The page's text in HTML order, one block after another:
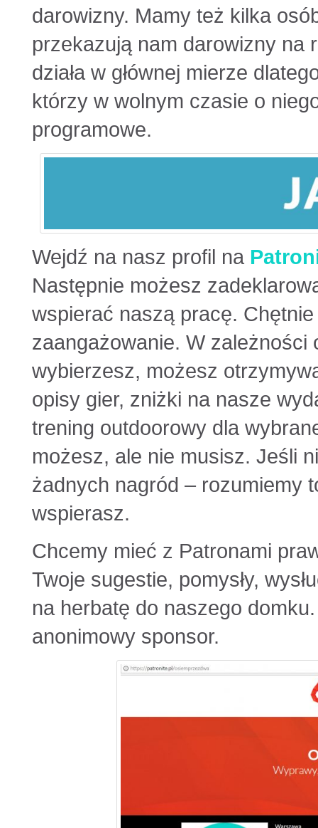
darowizny. Mamy też kilka
przekazują nam darowizny na
działa w głównej mierze
którzy w wolnym czasie o
programowe.
Wejdź na nasz profil na
Następnie możesz
wspierać naszą pracę.
zaangażowanie. W zależności
wybierzesz, możesz
opisy gier, zniżki na nasze
trening outdoorowy dla
możesz, ale nie musisz. Jeśli
żadnych nagród – rozumiemy
wspierasz.
Chcemy mieć z Patronami
Twoje sugestie, pomysły,
na herbatę do naszego
anonimowy sponsor.